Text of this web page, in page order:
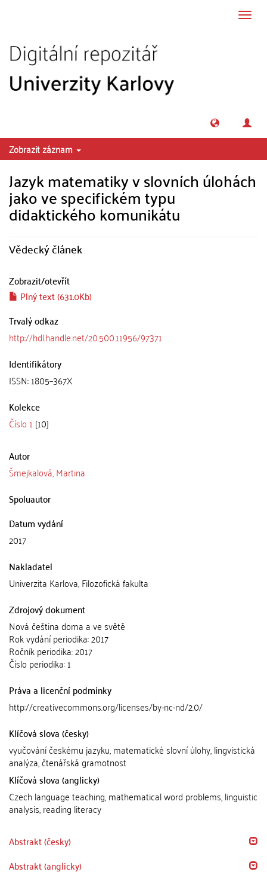
Zobrazit záznam
Jazyk matematiky v slovních úlohách
jako ve specifickém typu
didaktického komunikátu
Vědecký článek
Zobrazit/otevřít
Plný text (631.0Kb)
Trvalý odkaz
http://hdl.handle.net/20.500.11956/97371
Identifikátory
ISSN: 1805–367X
Kolekce
Číslo 1 [10]
Autor
Šmejkalová, Martina
Spoluautor
Datum vydání
2017
Nakladatel
Univerzita Karlova, Filozofická fakulta
Zdrojový dokument
Nová čeština doma a ve světě
Rok vydání periodika: 2017
Ročník periodika: 2017
Číslo periodika: 1
Práva a licenční podmínky
http://creativecommons.org/licenses/by-nc-nd/2.0/
Klíčová slova (česky)
vyučování českému jazyku, matematické slovní úlohy, lingvistická
analýza, čtenářská gramotnost
Klíčová slova (anglicky)
Czech language teaching, mathematical word problems, linguistic
analysis, reading literacy
Abstrakt (česky)
Abstrakt (anglicky)